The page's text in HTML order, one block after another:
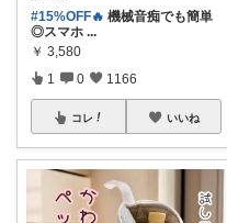
#15%OFF🔥 機械音痴でも簡単
◎スマホ ...
￥ 3,580
1 0 1166
コレ いいね